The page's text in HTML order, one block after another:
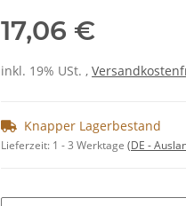
17,06 €
inkl. 19% USt. ,
Knapper Lagerbestand
Lieferzeit: 1 - 3 Werktage (DE -